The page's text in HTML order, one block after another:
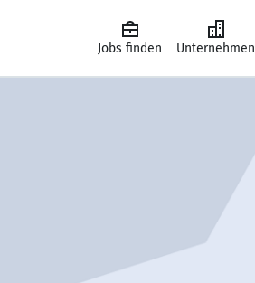
Jobs finden Unternehmen